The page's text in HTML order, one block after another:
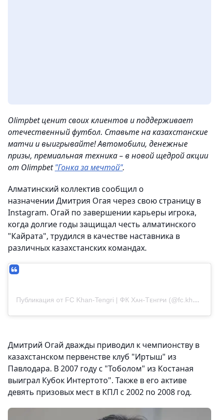
Olimpbet ценит своих клиентов и поддерживает
отечественный футбол. Ставьте на казахстанские
матчи и выигрывайте! Автомобили, денежные
призы, премиальная техника – в новой щедрой акции
от Olimpbet"Гонка за мечтой".
Алматинский коллектив сообщил о
назначении Дмитрия Огая через свою страницу в
Instagram. Огай по завершении карьеры игрока,
когда долгие годы защищал честь алматинского
"Кайрата", трудился в качестве наставника в
различных казахстанских командах.
Публикация от FC Khan-Tengri | ФК Хᴀн-Тᴇнᴦᴩи (@fc.khantengri)
Дмитрий Огай дважды приводил к чемпионству в
казахстанском первенстве клуб "Иртыш" из
Павлодара. В 2007 году с "Тоболом" из Костаная
выиграл Кубок Интертото". Также в его активе
девять призовых мест в КПЛ с 2002 по 2008 год.